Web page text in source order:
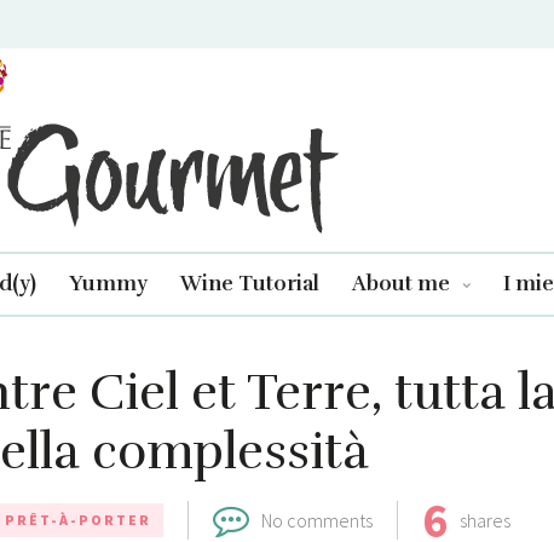
Yummy Wine Tutorial About me I
Ciel et Terre, tutta
complessità
PRÊT-À-PORTER No comments 6 shares